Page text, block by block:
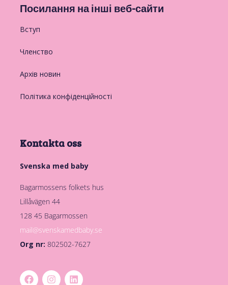
Посилання на інші веб-сайти
Вступ
Членство
Архів новин
Політика конфіденційності
Kontakta oss
Svenska med baby
Bagarmossens folkets hus
Lillåvägen 44
128 45 Bagarmossen
mail@svenskamedbaby.se
Org nr: 802502-7627